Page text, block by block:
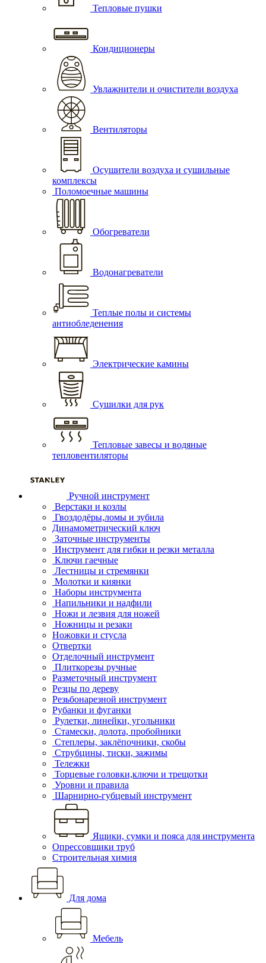
Тепловые пушки
Кондиционеры
Увлажнители и очистители воздуха
Вентиляторы
Осушители воздуха и сушильные
комплексы
Поломоечные машины
Обогреватели
Водонагреватели
Теплые полы и системы
антиобледенения
Электрические камины
Сушилки для рук
Тепловые завесы и водяные
тепловентиляторы
Ручной инструмент
Верстаки и козлы
Гвоздодёры,ломы и зубила
Динамометрический ключ
Заточные инструменты
Инструмент для гибки и резки металла
Ключи гаечные
Лестницы и стремянки
Молотки и киянки
Наборы инструмента
Напильники и надфили
Ножи и лезвия для ножей
Ножницы и резаки
Ножовки и стусла
Отвертки
Отделочный инструмент
Плиткорезы ручные
Разметочный инструмент
Резцы по дереву
Резьбонарезной инструмент
Рубанки и фуганки
Рулетки, линейки, угольники
Стамески, долота, пробойники
Степлеры, заклёпочники, скобы
Струбцины, тиски, зажимы
Тележки
Торцевые головки,ключи и трещотки
Уровни и правила
Шарнирно-губцевый инструмент
Ящики, сумки и пояса для инструмента
Опрессовщики труб
Строительная химия
Для дома
Мебель